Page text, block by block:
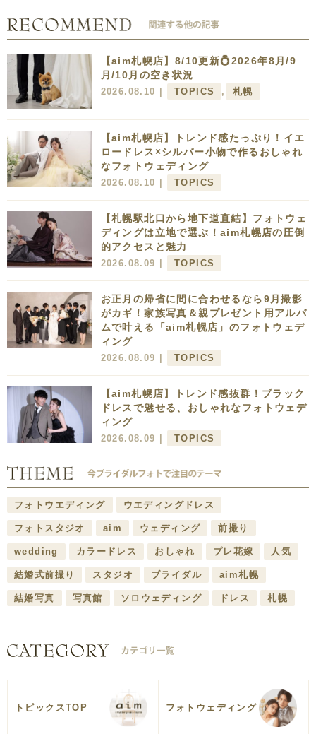
【aim札幌店】8/10更新💍2026年8月/9
月/10月の空き状況
2026.08.10 | TOPICS , 札幌
【aim札幌店】トレンド感たっぷり！イエ
ロードレス×シルバー小物で作るおしゃれ
なフォトウェディング
2026.08.10 | TOPICS
【札幌駅北口から地下道直結】フォトウェ
ディングは立地で選ぶ！aim札幌店の圧倒
的アクセスと魅力
2026.08.09 | TOPICS
お正月の帰省に間に合わせるなら9月撮影
がカギ！家族写真＆親プレゼント用アルバ
ムで叶える「aim札幌店」のフォトウェデ
ィング
2026.08.09 | TOPICS
【aim札幌店】トレンド感抜群！ブラック
ドレスで魅せる、おしゃれなフォトウェデ
ィング
2026.08.09 | TOPICS
フォトウエディング ウエディングドレス
フォトスタジオ aim ウェディング 前撮り
wedding カラードレス おしゃれ プレ花嫁 人気
結婚式前撮り スタジオ ブライダル aim札幌
結婚写真 写真館 ソロウェディング ドレス 札幌
トピックスTOP フォトウェディング